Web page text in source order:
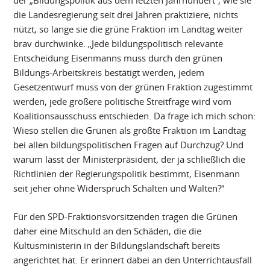
die Landesregierung seit drei Jahren praktiziere, nichts
nützt, so lange sie die grüne Fraktion im Landtag weiter
brav durchwinke. „Jede bildungspolitisch relevante
Entscheidung Eisenmanns muss durch den grünen
Bildungs-Arbeitskreis bestätigt werden, jedem
Gesetzentwurf muss von der grünen Fraktion zugestimmt
werden, jede größere politische Streitfrage wird vom
Koalitionsausschuss entschieden. Da frage ich mich schon:
Wieso stellen die Grünen als größte Fraktion im Landtag
bei allen bildungspolitischen Fragen auf Durchzug? Und
warum lässt der Ministerpräsident, der ja schließlich die
Richtlinien der Regierungspolitik bestimmt, Eisenmann
seit jeher ohne Widerspruch Schalten und Walten?“
Für den SPD-Fraktionsvorsitzenden tragen die Grünen
daher eine Mitschuld an den Schäden, die die
Kultusministerin in der Bildungslandschaft bereits
angerichtet hat. Er erinnert dabei an den Unterrichtausfall